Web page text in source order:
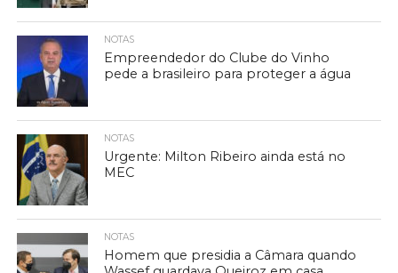
NOTAS
Empreendedor do Clube do Vinho
pede a brasileiro para proteger a água
NOTAS
Urgente: Milton Ribeiro ainda está no
MEC
NOTAS
Homem que presidia a Câmara quando